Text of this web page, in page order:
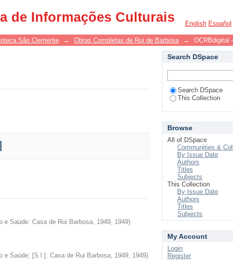
de Informações Culturais
English Español
São Clemente → Obras Completas de Rui de Barbosa → OCRBdigital
e Saúde: Casa de Rui Barbosa, 1949, 1949)
e Saúde; [S.l.]: Casa de Rui Barbosa, 1949, 1949)
Search DSpace
Search DSpace
This Collection
Browse
All of DSpace
Communities &
By Issue Date
Authors
Titles
Subjects
This Collection
By Issue Date
Authors
Titles
Subjects
My Account
Login
Register